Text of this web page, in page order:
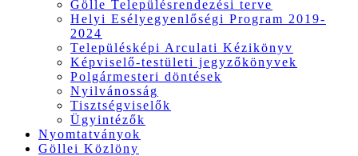
Gölle Településrendezési terve
Helyi Esélyegyenlőségi Program 2019-
2024
Településképi Arculati Kézikönyv
Képviselő-testületi jegyzőkönyvek
Polgármesteri döntések
Nyilvánosság
Tisztségviselők
Ügyintézők
Nyomtatványok
Göllei Közlöny